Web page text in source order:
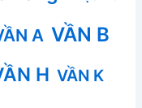
A VẦN B
H VẦN K